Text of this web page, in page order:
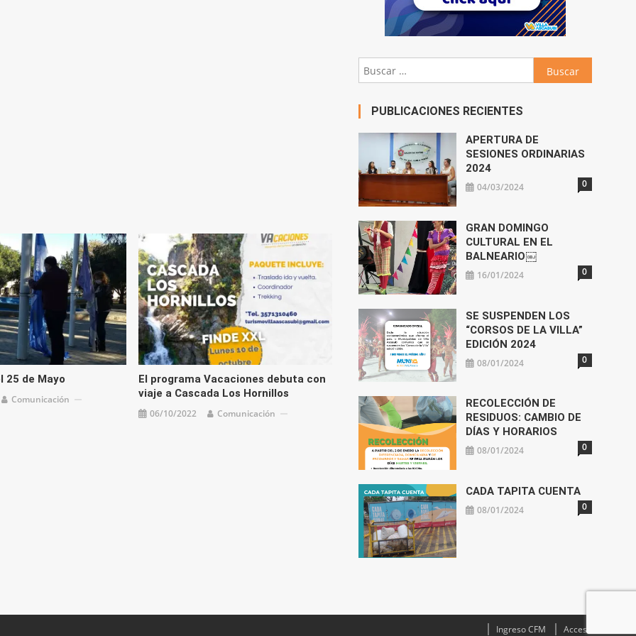
25 de Mayo
Comunicación
El programa Vacaciones debuta con
viaje a Cascada Los Hornillos
06/10/2022 Comunicación
Buscar:
PUBLICACIONES RECIENTES
APERTURA DE
SESIONES ORDINARIAS
2024
04/03/2024 0
GRAN DOMINGO
CULTURAL EN EL
BALNEARIO￼
16/01/2024 0
SE SUSPENDEN LOS
“CORSOS DE LA VILLA”
EDICIÓN 2024
08/01/2024 0
RECOLECCIÓN DE
RESIDUOS: CAMBIO DE
DÍAS Y HORARIOS
08/01/2024 0
CADA TAPITA CUENTA
08/01/2024 0
Ingreso CFM Acceso